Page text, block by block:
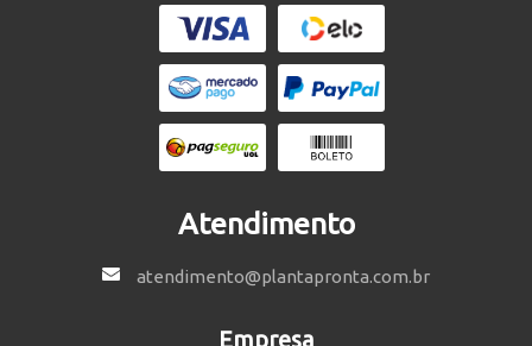
Atendimento
atendimento@plantapronta.com.br
Empresa